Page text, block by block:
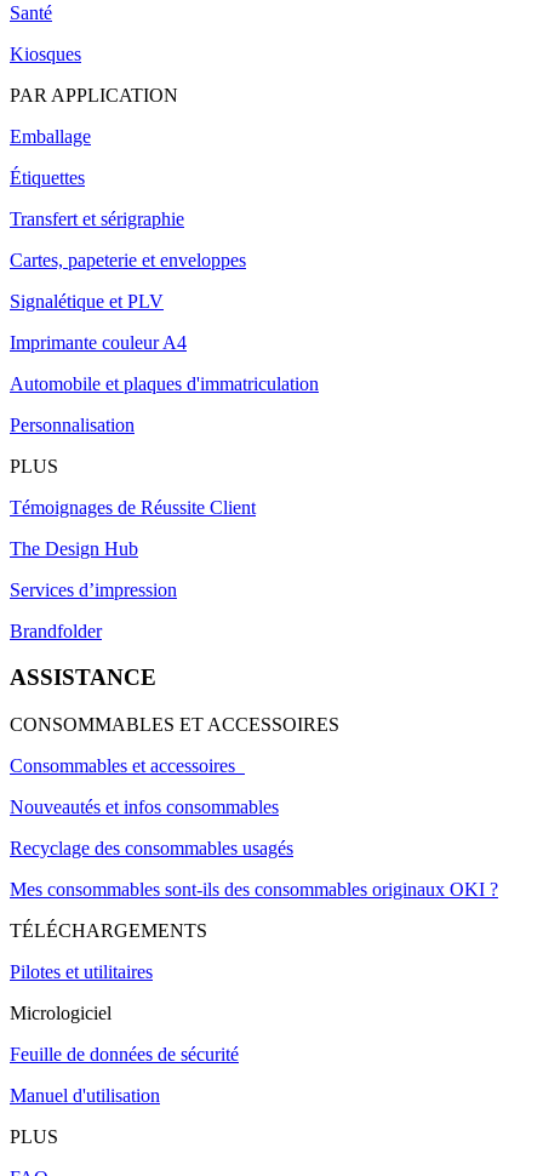
Santé
Kiosques
PAR APPLICATION
Emballage
Étiquettes
Transfert et sérigraphie
Cartes, papeterie et enveloppes
Signalétique et PLV
Imprimante couleur A4
Automobile et plaques d'immatriculation
Personnalisation
PLUS
Témoignages de Réussite Client
The Design Hub
Services d’impression
Brandfolder
ASSISTANCE
CONSOMMABLES ET ACCESSOIRES
Consommables et accessoires
Nouveautés et infos consommables
Recyclage des consommables usagés
Mes consommables sont-ils des consommables originaux OKI ?
TÉLÉCHARGEMENTS
Pilotes et utilitaires
Micrologiciel
Feuille de données de sécurité
Manuel d'utilisation
PLUS